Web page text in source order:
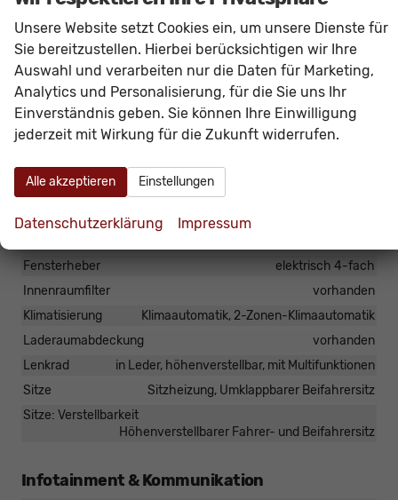
Das Fahrzeug verfügt über kein fest verbautes
Navigationssystem. DurchApple CarPlay /
Android Autoist jedoch eineNavigationüber
kompatible Smartphone-Apps (z.B. Google Maps
oder Apple Karten) über denFahrzeugbildschirm
möglich.
Innen
Armlehnen
Mittelarmlehne, Fahrer
Fensterheber
elektrisch 4-fach
Innenraumfilter
vorhanden
Klimatisierung
Klimaautomatik, 2-Zonen-Klimaautomatik
Laderaumabdeckung
vorhanden
Lenkrad
in Leder, höhenverstellbar, mit Multifunktionen
Sitze
Sitzheizung, Umklappbarer Beifahrersitz
Sitze: Verstellbarkeit
Höhenverstellbarer Fahrer- und Beifahrersitz
Infotainment & Kommunikation
Unsere Website setzt Cookies ein, um unsere Dienste für
Sie bereitzustellen. Hierbei berücksichtigen wir Ihre
Auswahl und verarbeiten nur die Daten für Marketing,
Analytics und Personalisierung, für die Sie uns Ihr
Einverständnis geben. Sie können Ihre Einwilligung
jederzeit mit Wirkung für die Zukunft widerrufen.
Alle akzeptieren Einstellungen
Datenschutzerklärung Impressum